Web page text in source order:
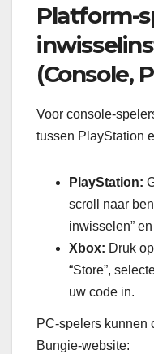
Platform-
(Console,
Voor console-
tussen PlayStation
PlayStation:
scroll naar
inwisselen”
Xbox: Druk
“Store”,
uw code in.
PC-spelers kunnen
Bungie-website: